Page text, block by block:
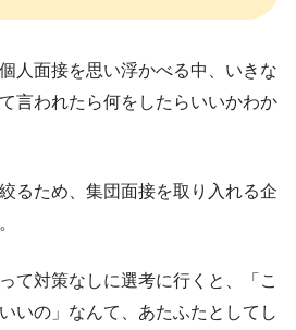
人面接を思い浮かべる中、いきな
言われたら何をしたらいいかわか
るため、集団面接を取り入れる企
て対策なしに選考に行くと、「こ
いの」なんて、あたふたとしてし